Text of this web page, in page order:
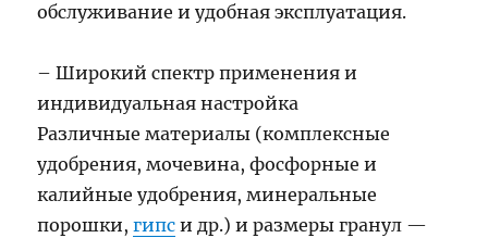
обслуживание и удобная эксплуатация.
– Широкий спектр применения и
индивидуальная настройка
Различные материалы (комплексные
удобрения, мочевина, фосфорные и
калийные удобрения, минеральные
порошки,гипс и др.) и размеры гранул —